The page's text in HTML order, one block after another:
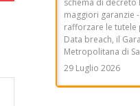
29 Luglio 2026